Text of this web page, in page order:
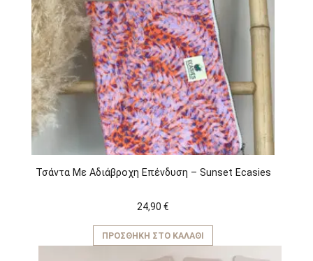
Τσάντα Με Αδιάβροχη Επένδυση – Sunset Ecasies
24,90 €
ΠΡΟΣΘΉΚΗ ΣΤΟ ΚΑΛΆΘΙ